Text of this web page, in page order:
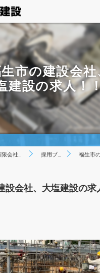
市の建設会
建設の求人！
採用ブログ 福生市の
設会社、大塩建設の求